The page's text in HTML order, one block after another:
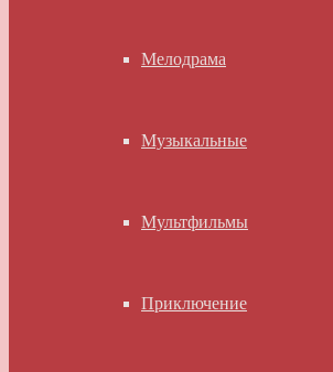
Мелодрама
Музыкальные
Мультфильмы
Приключение